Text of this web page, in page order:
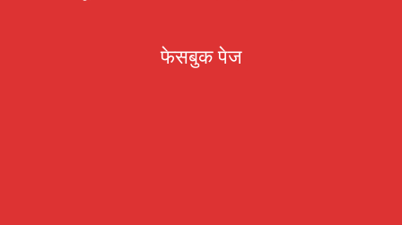
फेसबुक पेज